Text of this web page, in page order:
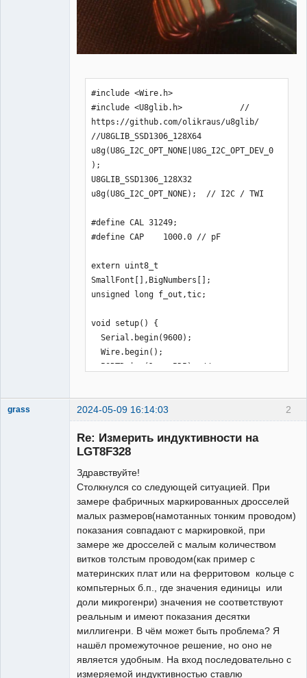
#include <Wire.h>
#include <U8glib.h>            //
https://github.com/olikraus/u8glib/
//U8GLIB_SSD1306_128X64
u8g(U8G_I2C_OPT_NONE|U8G_I2C_OPT_DEV_0
);
U8GLIB_SSD1306_128X32
u8g(U8G_I2C_OPT_NONE);  // I2C / TWI
#define CAL 31249;
#define CAP    1000.0 // pF
extern uint8_t
SmallFont[],BigNumbers[];
unsigned long f_out,tic;
void setup() {
  Serial.begin(9600);
  Wire.begin();
  // TIMER_1 INPUT T1
  TCCR1A = 0;TCCR1B = 0;TCNT1=0;
  TCCR1B = (1 << CS12) | (1 << CS11) |
(1 << CS10);
TC2XS1);
// TIMER_3 1 SEC
// (32000000/((31249+1)x1024))=1 Hz
// TIMER_2 OUTPUT 8 MHz
TCCR2A = 0;TCCR2B = 0;TCNT2=0;
2
grass 2024-05-09 16:14:03
Re: Измерить индуктивности на
LGT8F328
Здравствуйте!
Столкнулся со следующей ситуацией. При
замере фабричных маркированных дросселей
малых размеров(намотанных тонким проводом)
показания совпадают с маркировкой, при
замере же дросселей с малым количеством
витков толстым проводом(как пример с
материнских плат или на ферритовом кольце с
компьтерных б.п., где значения единицы или
доли микрогенри) значения не соответствуют
реальным и имеют показания десятки
миллигенри. В чём может быть проблема? Я
нашёл промежуточное решение, но оно не
является удобным. На вход последовательно с
измеряемой индуктивностью ставлю